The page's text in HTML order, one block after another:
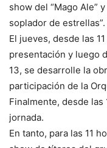
show del “Mago Ale”
soplador de estrellas”.
El jueves, desde las
presentación y luego
13, se desarrolle la
participación de la
Finalmente, desde las
jornada.
En tanto, para las 11